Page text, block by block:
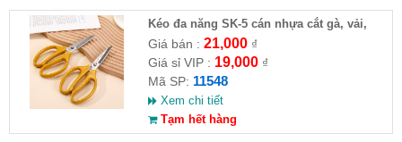
Kéo đa năng SK-5 cán nhựa cắt gà, vải,
giấy
Giá bán : 21,000₫
Giá sỉ VIP : 19,000₫
Mã SP: 11548
Xem chi tiết
Tạm hết hàng